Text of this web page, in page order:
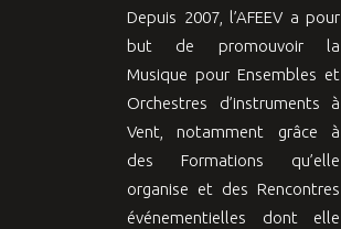
Depuis 2007, l’AFEEV a pour
but de promouvoir la
Musique pour Ensembles et
Orchestres d’instruments à
Vent, notamment grâce à
des Formations qu’elle
organise et des Rencontres
événementielles dont elle